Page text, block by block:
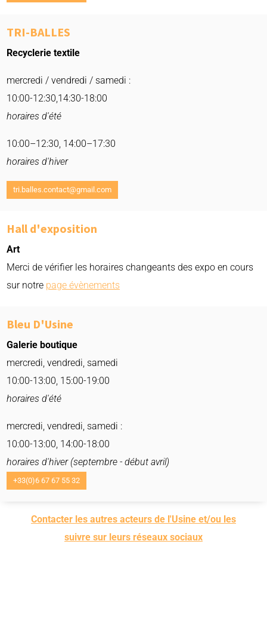
TRI-BALLES
Recyclerie textile
mercredi / vendredi / samedi :
10:00-12:30,14:30-18:00
horaires d'été
10:00–12:30, 14:00–17:30
horaires d'hiver
tri.balles.contact@gmail.com
Hall d'exposition
Art
Merci de vérifier les horaires changeants des expo en cours
sur notre page évènements
Bleu D'Usine
Galerie boutique
mercredi, vendredi, samedi
10:00-13:00, 15:00-19:00
horaires d'été
mercredi, vendredi, samedi :
10:00-13:00, 14:00-18:00
horaires d'hiver (septembre - début avril)
+33(0)6 67 67 55 32
Contacter les autres acteurs de l'Usine et/ou les
suivre sur leurs réseaux sociaux